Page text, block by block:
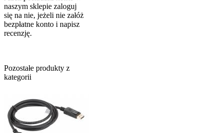
naszym sklepie zaloguj
się na nie, jeżeli nie załóż
bezpłatne konto i napisz
recenzję.
Pozostałe produkty z
kategorii